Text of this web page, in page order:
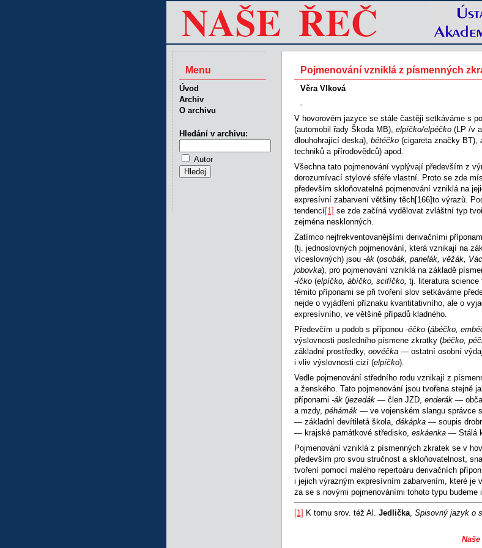
Pojmenování vzniklá z písmenných
Věra Vlková
-
V hovorovém jazyce se stále častěji setkáváme s
(automobil řady Škoda MB), elpíčko/elpéčko (LP /v
dlouhohrající deska), bétéčko (cigareta značky BT),
techniků a přírodovědců) apod.
Všechna tato pojmenování vyplývají především z
dorozumívací stylové sféře vlastní. Proto se zde
především skloňovatelná pojmenování vzniklá na
expresívní zabarvení většiny těch[166]to výrazů.
tendencí[1] se zde začíná vydělovat zvláštní typ
zejména nesklonných.
Zatímco nejfrekventovanějšími derivačními
(tj. jednoslovných pojmenování, která vznikají na
víceslovných) jsou -ák (osobák, panelák, věžák,
jobovka), pro pojmenování vzniklá na základě
-íčko (elpíčko, ábíčko, scifíčko, tj. literatura science
těmito příponami se při tvoření slov setkáváme
nejde o vyjádření příznaku kvantitativního, ale o
expresívního, ve většině případů kladného.
Předevčím u podob s příponou -éčko (ábéčko,
výslovnosti posledního písmene zkratky (béčko,
základní prostředky, oovéčka — ostatní osobní
i vliv výslovnosti cizí (elpíčko).
Vedle pojmenování středního rodu vznikají z
a ženského. Tato pojmenování jsou tvořena stejně
příponami -ák (jezedák — člen JZD, enderák —
a mzdy, péhámák — ve vojenském slangu správce
— základní devítiletá škola, dékápka — soupis
— krajské památkové středisko, eskáenka — Stálá
Pojmenování vzniklá z písmenných zkratek se v
především pro svou stručnost a skloňovatelnost,
tvoření pomocí malého repertoáru derivačních
i jejich výrazným expresívním zabarvením, které je
za se s novými pojmenováními tohoto typu budeme
[1] K tomu srov. též Al. Jedlička Spisovný jazyk o
Menu
Úvod
Archiv
O archivu
Hledání v archivu:
Autor